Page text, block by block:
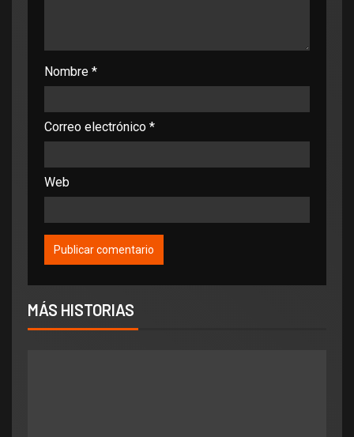
Nombre *
Correo electrónico *
Web
MÁS HISTORIAS